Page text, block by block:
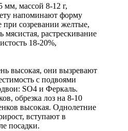
мм, массой 8-12 г,
напоминают форму
при созревании желтые,
растрескивание
18-20%,
высокая, они вызревают
с подвоями
SO4 и Феркаль.
обрезка лоз на 8-10
высокая. Однолетние
вступают в
посадки.